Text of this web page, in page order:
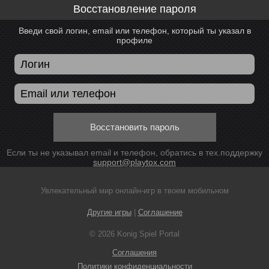
Восстановление пароля
Введи свой логин, email или телефон, который ты указал в
профиле
Восстановить пароль
Если ты не указывал email и телефон, обратись в тех.поддержку
support@playtox.com
Увлекательный мир онлайн-игр в твоем мобильном
Другие игры| Соглашение
© 2026 Konig Spiel Portal
Соглашения
Политики конфиденциальности